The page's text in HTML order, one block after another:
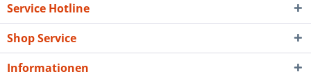
Service Hotline
Shop Service
Informationen